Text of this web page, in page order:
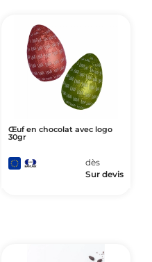
Œuf en chocolat avec logo
30gr
dès
Sur devis